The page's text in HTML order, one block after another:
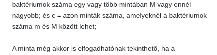
baktériumok száma egy vagy több mintában M vagy ennél
nagyobb; és c = azon minták száma, amelyeknél a baktériumok
száma m és M között lehet;
A minta még akkor is elfogadhatónak tekinthető, ha a